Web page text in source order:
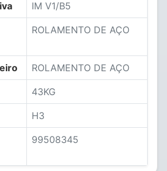
IM V1/B5
ROLAMENTO DE AÇO
ROLAMENTO DE AÇO
43KG
H3
99508345